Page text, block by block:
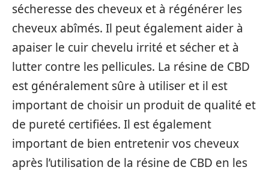
sécheresse des cheveux et à régénérer les
cheveux abîmés. Il peut également aider à
apaiser le cuir chevelu irrité et sécher et à
lutter contre les pellicules. La résine de CBD
est généralement sûre à utiliser et il est
important de choisir un produit de qualité et
de pureté certifiées. Il est également
important de bien entretenir vos cheveux
après l’utilisation de la résine de CBD en les